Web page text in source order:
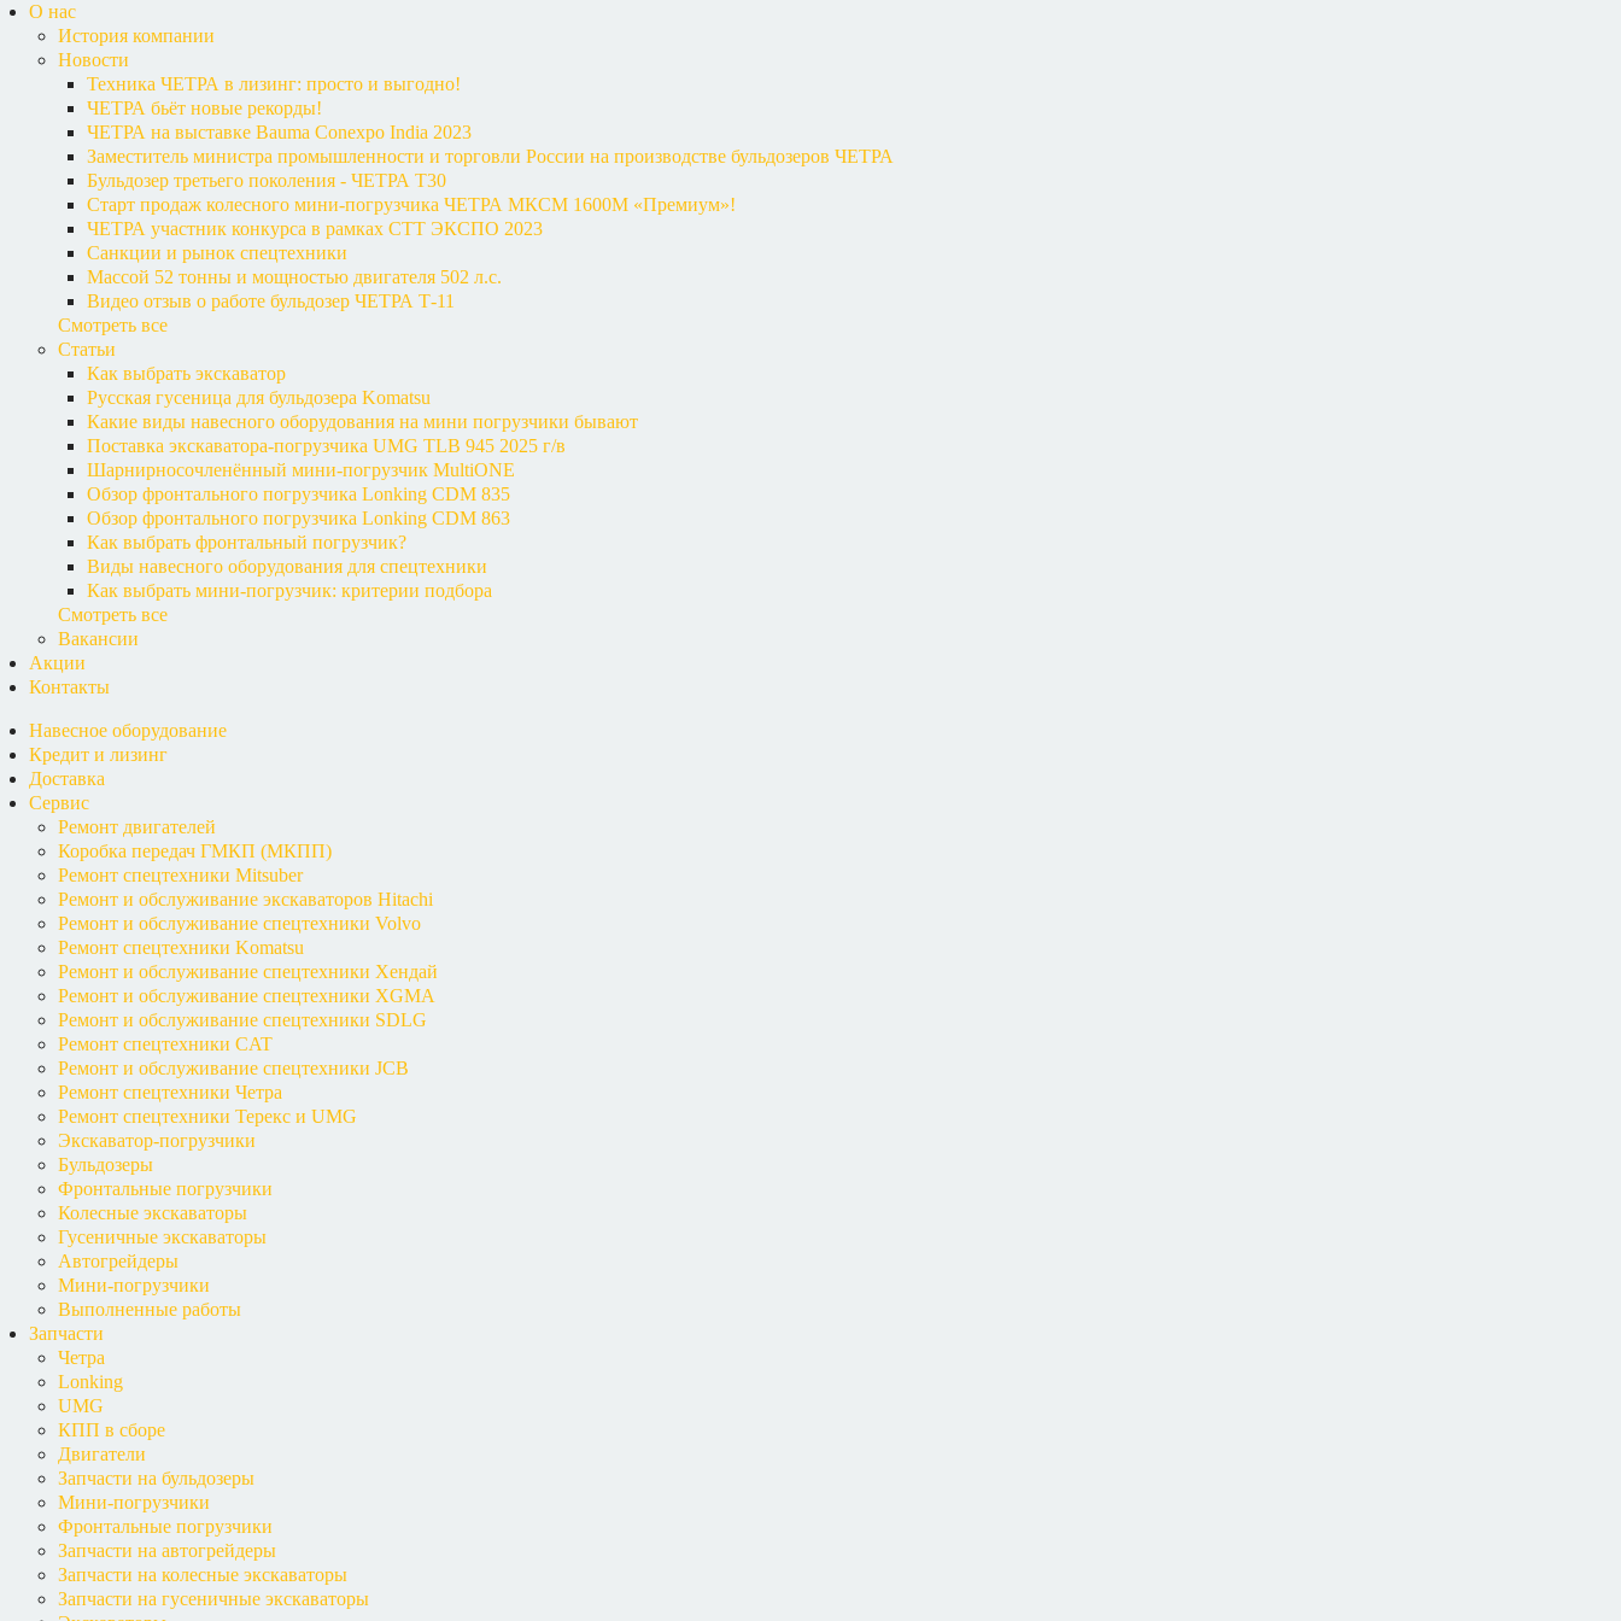
О нас
История компании
Новости
Техника ЧЕТРА в лизинг: просто и выгодно!
ЧЕТРА бьёт новые рекорды!
ЧЕТРА на выставке Bauma Conexpo India 2023
Заместитель министра промышленности и торговли России на производстве бульдозеров ЧЕТРА
Бульдозер третьего поколения - ЧЕТРА Т30
Старт продаж колесного мини-погрузчика ЧЕТРА МКСМ 1600М «Премиум»!
ЧЕТРА участник конкурса в рамках СТТ ЭКСПО 2023
Санкции и рынок спецтехники
Массой 52 тонны и мощностью двигателя 502 л.с.
Видео отзыв о работе бульдозер ЧЕТРА Т-11
Смотреть все
Статьи
Как выбрать экскаватор
Русская гусеница для бульдозера Komatsu
Какие виды навесного оборудования на мини погрузчики бывают
Поставка экскаватора-погрузчика UMG TLB 945 2025 г/в
Шарнирносочленённый мини-погрузчик MultiONE
Обзор фронтального погрузчика Lonking CDM 835
Обзор фронтального погрузчика Lonking CDM 863
Как выбрать фронтальный погрузчик?
Виды навесного оборудования для спецтехники
Как выбрать мини-погрузчик: критерии подбора
Смотреть все
Вакансии
Акции
Контакты
Навесное оборудование
Кредит и лизинг
Доставка
Сервис
Ремонт двигателей
Коробка передач ГМКП (МКПП)
Ремонт спецтехники Mitsuber
Ремонт и обслуживание экскаваторов Hitachi
Ремонт и обслуживание спецтехники Volvo
Ремонт спецтехники Komatsu
Ремонт и обслуживание спецтехники Хендай
Ремонт и обслуживание спецтехники XGMA
Ремонт и обслуживание спецтехники SDLG
Ремонт спецтехники CAT
Ремонт и обслуживание спецтехники JCB
Ремонт спецтехники Четра
Ремонт спецтехники Терекс и UMG
Экскаватор-погрузчики
Бульдозеры
Фронтальные погрузчики
Колесные экскаваторы
Гусеничные экскаваторы
Автогрейдеры
Мини-погрузчики
Выполненные работы
Запчасти
Четра
Lonking
UMG
КПП в сборе
Двигатели
Запчасти на бульдозеры
Мини-погрузчики
Фронтальные погрузчики
Запчасти на автогрейдеры
Запчасти на колесные экскаваторы
Запчасти на гусеничные экскаваторы